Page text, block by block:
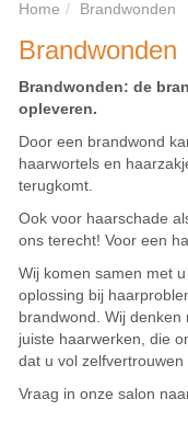
Home Brandwonden
Brandwonden
Brandwonden: de
opleveren.
Door een brandwond
haarwortels en
terugkomt.
Ook voor haarschade
ons terecht! Voor een
Wij komen samen met
oplossing bij
brandwond. Wij
juiste haarwerken, die
dat u vol
Vraag in onze salon